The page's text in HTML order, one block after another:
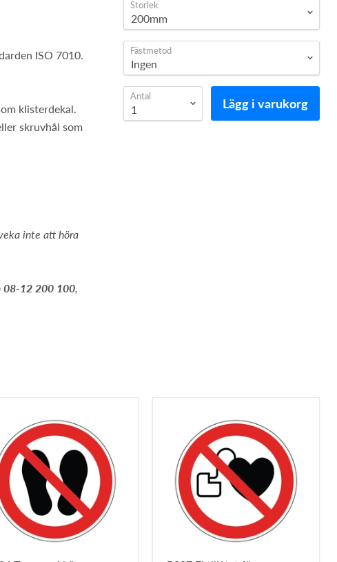
ISO 7010.
klisterdekal.
skruvhål som
inte att höra
08-12 200 100,
Storlek
Fästmetod
Antal Lägg i varukorg